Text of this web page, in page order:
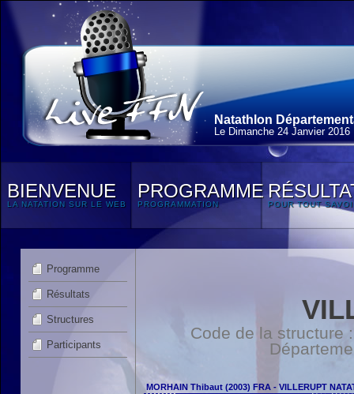
Natathlon
Le Dimanche 24 Janvier 2016
BIENVENUE
LA NATATION SUR LE WEB
PROGRAMME
PROGRAMMATION POUR TOUT
Programme
Résultats
Structures
Participants
Code de la structure
MORHAIN Thibaut (2003) FRA - VILLERUPT